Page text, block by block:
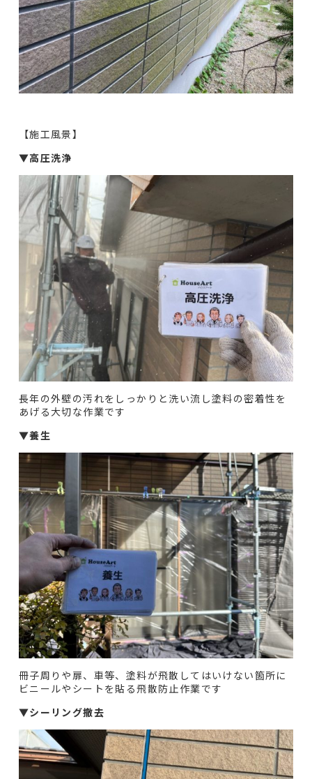
【施工風景】
▼高圧洗浄
長年の外壁の汚れをしっかりと洗い流し塗料の密着性を
あげる大切な作業です
▼養生
冊子周りや扉、車等、塗料が飛散してはいけない箇所に
ビニールやシートを貼る飛散防止作業です
▼シーリング撤去